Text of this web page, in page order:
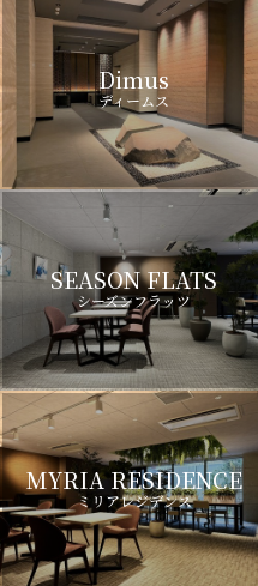
Dimus
ディームス
SEASON FLATS
シーズンフラッツ
MYRIA RESIDENCE
ミリアレジデンス